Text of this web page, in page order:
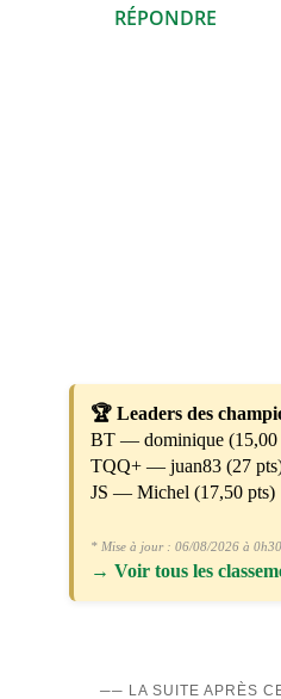
RÉPONDRE
🏆 Leaders des
BT — dominique (15,00
TQQ+ — juan83 (27
JS — Michel (17,50 pts)
* Mise à jour : 06/08/2026 à 0h30
→ Voir tous les
── LA SUITE APRÈS